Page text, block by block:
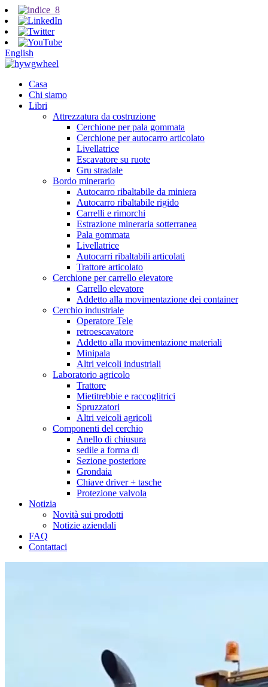
English
Casa
Chi siamo
Libri
Attrezzatura da costruzione
Cerchione per pala gommata
Cerchione per autocarro articolato
Livellatrice
Escavatore su ruote
Gru stradale
Bordo minerario
Autocarro ribaltabile da miniera
Autocarro ribaltabile rigido
Carrelli e rimorchi
Estrazione mineraria sotterranea
Pala gommata
Livellatrice
Autocarri ribaltabili articolati
Trattore articolato
Cerchione per carrello elevatore
Carrello elevatore
Addetto alla movimentazione dei container
Cerchio industriale
Operatore Tele
retroescavatore
Addetto alla movimentazione materiali
Minipala
Altri veicoli industriali
Laboratorio agricolo
Trattore
Mietitrebbie e raccoglitrici
Spruzzatori
Altri veicoli agricoli
Componenti del cerchio
Anello di chiusura
sedile a forma di
Sezione posteriore
Grondaia
Chiave driver + tasche
Protezione valvola
Notizia
Novità sui prodotti
Notizie aziendali
FAQ
Contattaci